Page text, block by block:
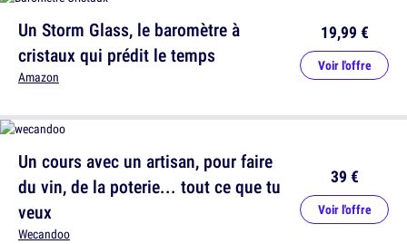
Un cours avec un artisan, pour faire
du vin, de la poterie... tout ce que tu
veux
Wecandoo
39 €
Voir l'offre
Un Storm Glass, le baromètre à
cristaux qui prédit le temps
Amazon
19,99 €
Voir l'offre